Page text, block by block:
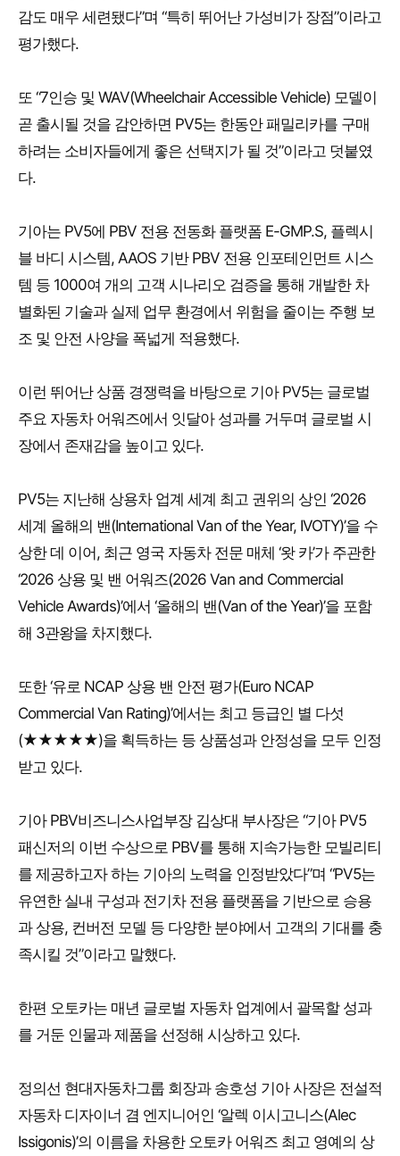
감도 매우 세련됐다”며 “특히 뛰어난 가성비가 장점”이라고
평가했다.
또 “7인승 및 WAV(Wheelchair Accessible Vehicle) 모델이
곧 출시될 것을 감안하면 PV5는 한동안 패밀리카를 구매
하려는 소비자들에게 좋은 선택지가 될 것”이라고 덧붙였
다.
기아는 PV5에 PBV 전용 전동화 플랫폼 E-GMP.S, 플렉시
블 바디 시스템, AAOS 기반 PBV 전용 인포테인먼트 시스
템 등 1000여 개의 고객 시나리오 검증을 통해 개발한 차
별화된 기술과 실제 업무 환경에서 위험을 줄이는 주행 보
조 및 안전 사양을 폭넓게 적용했다.
이런 뛰어난 상품 경쟁력을 바탕으로 기아 PV5는 글로벌
주요 자동차 어워즈에서 잇달아 성과를 거두며 글로벌 시
장에서 존재감을 높이고 있다.
PV5는 지난해 상용차 업계 세계 최고 권위의 상인 ‘2026
세계 올해의 밴(International Van of the Year, IVOTY)’을 수
상한 데 이어, 최근 영국 자동차 전문 매체 ‘왓 카’가 주관한
‘2026 상용 및 밴 어워즈(2026 Van and Commercial
Vehicle Awards)’에서 ‘올해의 밴(Van of the Year)’을 포함
해 3관왕을 차지했다.
또한 ‘유로 NCAP 상용 밴 안전 평가(Euro NCAP
Commercial Van Rating)’에서는 최고 등급인 별 다섯
(★★★★★)을 획득하는 등 상품성과 안정성을 모두 인정
받고 있다.
기아 PBV비즈니스사업부장 김상대 부사장은 “기아 PV5
패신저의 이번 수상으로 PBV를 통해 지속가능한 모빌리티
를 제공하고자 하는 기아의 노력을 인정받았다”며 “PV5는
유연한 실내 구성과 전기차 전용 플랫폼을 기반으로 승용
과 상용, 컨버전 모델 등 다양한 분야에서 고객의 기대를 충
족시킬 것”이라고 말했다.
한편 오토카는 매년 글로벌 자동차 업계에서 괄목할 성과
를 거둔 인물과 제품을 선정해 시상하고 있다.
정의선 현대자동차그룹 회장과 송호성 기아 사장은 전설적
자동차 디자이너 겸 엔지니어인 ‘알렉 이시고니스(Alec
Issigonis)’의 이름을 차용한 오토카 어워즈 최고 영예의 상